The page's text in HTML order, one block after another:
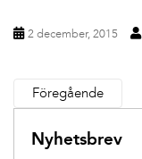
2 december, 2015
Föregående
Nyhetsbrev